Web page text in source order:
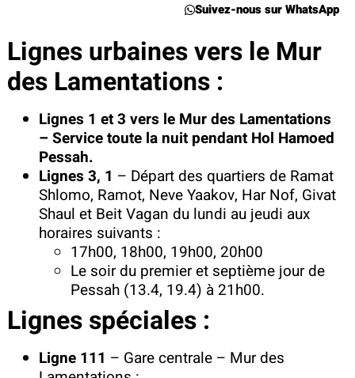
Suivez-nous sur WhatsApp
Lignes urbaines vers le Mur
des Lamentations :
Lignes 1 et 3 vers le Mur des Lamentations
– Service toute la nuit pendant Hol Hamoed
Pessah.
Lignes 3, 1 – Départ des quartiers de Ramat
Shlomo, Ramot, Neve Yaakov, Har Nof, Givat
Shaul et Beit Vagan du lundi au jeudi aux
horaires suivants :
17h00, 18h00, 19h00, 20h00
Le soir du premier et septième jour de
Pessah (13.4, 19.4) à 21h00.
Lignes spéciales :
Ligne 111 – Gare centrale – Mur des